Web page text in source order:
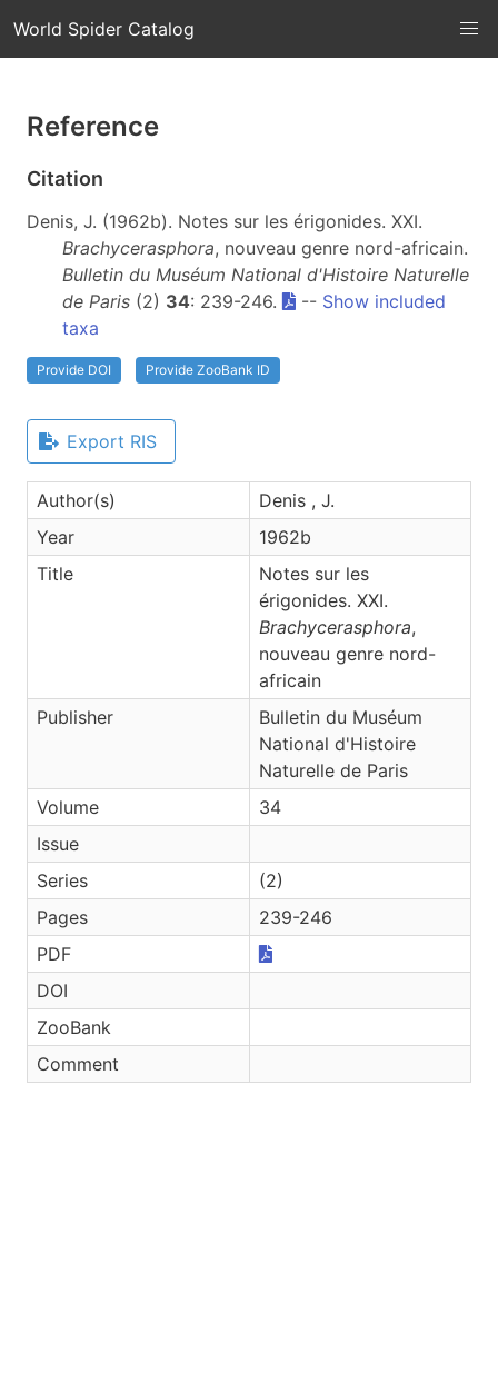
World Spider Catalog
Reference
Citation
Denis, J. (1962b). Notes sur les érigonides. XXI.
Brachycerasphora, nouveau genre nord-africain.
Bulletin du Muséum National d'Histoire Naturelle
de Paris (2) 34: 239-246. -- Show included
taxa
Provide DOI Provide ZooBank ID
Export RIS
Author(s)
Denis , J.
Year
1962b
Title
Notes sur les
érigonides. XXI.
Brachycerasphora,
nouveau genre nord-
africain
Publisher
Bulletin du Muséum
National d'Histoire
Naturelle de Paris
Volume
34
Issue
Series
(2)
Pages
239-246
PDF
DOI
ZooBank
Comment